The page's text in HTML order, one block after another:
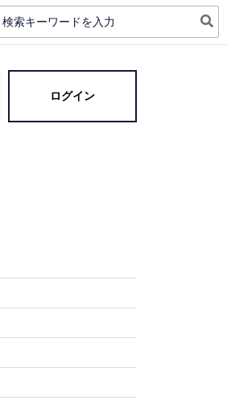
検
: 最安値 即日対
ログイン